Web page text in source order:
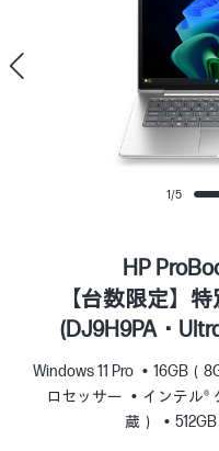
1/5
HP
【台数限定】
(DJ9H9PA・
Windows 11 Pro 16GB（
ロセッサー
インテル®
蔵）